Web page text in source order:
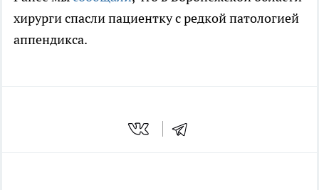
хирурги спасли пациентку с редкой патологией
аппендикса.